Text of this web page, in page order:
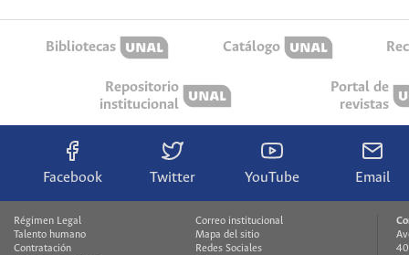
Bibliotecas Catálogo
Repositorio
institucional
Portal de
revistas
Facebook Twitter YouTube Email
Régimen Legal
Talento humano
Contratación
Correo institucional
Mapa del sitio
Redes Sociales